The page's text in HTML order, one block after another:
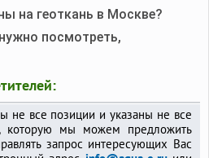
на геоткань в Москве?
посмотреть,
не все позиции и указаны не все
которую мы можем предложить
запрос интересующих Вас